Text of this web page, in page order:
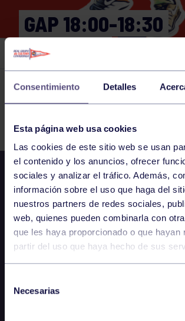
Consentimiento Detalles
Esta página web usa cookies
Las cookies de este sitio web se usan
el contenido y los anuncios, ofrecer
sociales y analizar el tráfico. Además,
información sobre el uso que haga del
nuestros partners de redes sociales,
web, quienes pueden combinarla con
que les haya proporcionado o que hayan
partir del uso que haya hecho de sus
Necesarias
GAP 18:00-18:30
GIMNASIO